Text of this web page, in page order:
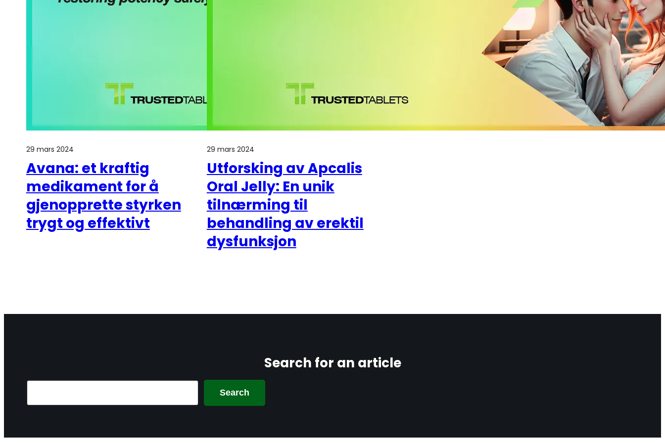
29 mars 2024
Avana: et kraftig
medikament for å
gjenopprette styrken
trygt og effektivt
29 mars 2024
Utforsking av Apcalis
Oral Jelly: En unik
tilnærming til
behandling av erektil
dysfunksjon
Search for an article
Search